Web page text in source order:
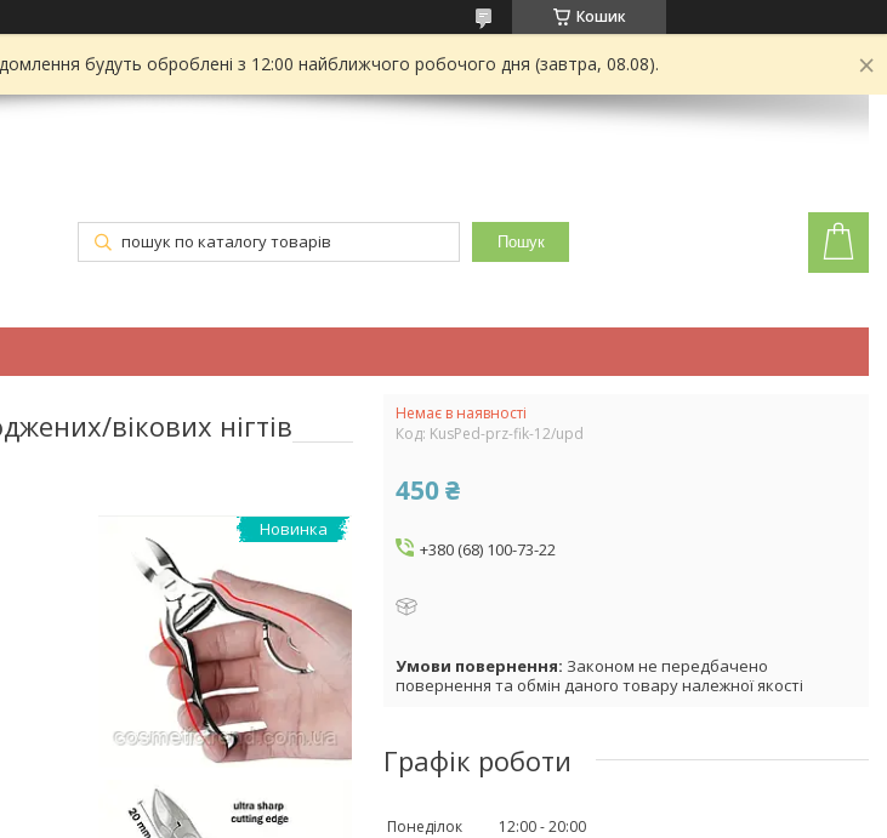
Кошик
будуть оброблені з 12:00 найближчого робочого дня (завтра, 08.08).
Пошук
вікових нігтів
Новинка
Немає в наявності
Код: KusPed-prz-fik-12/upd
450 ₴
+380 (68) 100-73-22
Законом не передбачено
повернення та обмін даного товару належної якості
Графік роботи
Понеділок 12:00 20:00